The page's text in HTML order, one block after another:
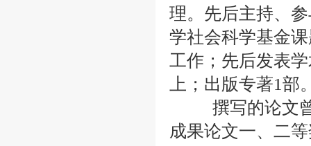
理。先后主持、
学社会科学基金
工作；先后发表
上；出版专著1部
撰写的论文曾
成果论文一、二